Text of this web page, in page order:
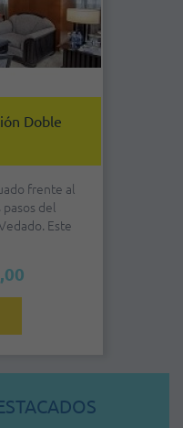
Doble
frente al
del
Este